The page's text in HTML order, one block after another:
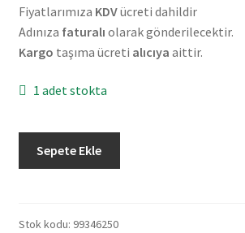
Fiyatlarımıza KDVücreti dahildir
Adınıza faturalı olarak gönderilecektir.
Kargo taşıma ücreti alıcıya aittir.
1 adet stokta
IVECO
Keçe
Sepete Ekle
Stok kodu: 99346250